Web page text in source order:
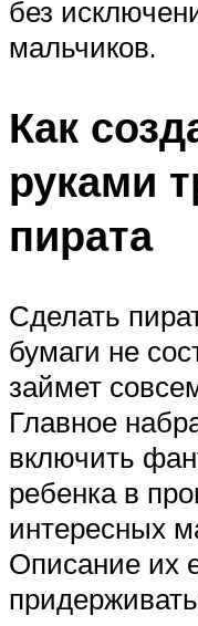
без
мальчиков.
Как
руками
пирата
Сделать
бумаги не
займет
Главное
включить
ребенка в
интересных
Описание их